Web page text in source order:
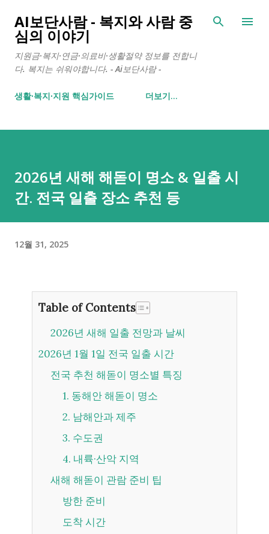
기본 콘텐츠로 건너뛰기
AI보단사람 - 복지와 사람 중
심의 이야기
지원금·복지·연금·의료비·생활절약 정보를 전합니
다. 복지는 쉬워야합니다. - Ai보단사람 -
생활∙복지∙지원 핵심가이드 더보기…
2026년 새해 해돋이 명소 & 일출 시
간. 전국 일출 장소 추천 등
12월 31, 2025
Table of Contents
2026년 새해 일출 전망과 날씨
2026년 1월 1일 전국 일출 시간
전국 추천 해돋이 명소별 특징
1. 동해안 해돋이 명소
2. 남해안과 제주
3. 수도권
4. 내륙·산악 지역
새해 해돋이 관람 준비 팁
방한 준비
도착 시간